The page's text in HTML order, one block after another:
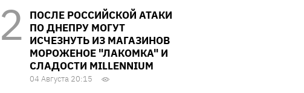
ПОСЛЕ РОССИЙСКОЙ АТАКИ
ПО ДНЕПРУ МОГУТ
ИСЧЕЗНУТЬ ИЗ МАГАЗИНОВ
МОРОЖЕНОЕ "ЛАКОМКА" И
СЛАДОСТИ MILLENNIUM
04 Августа 20:15